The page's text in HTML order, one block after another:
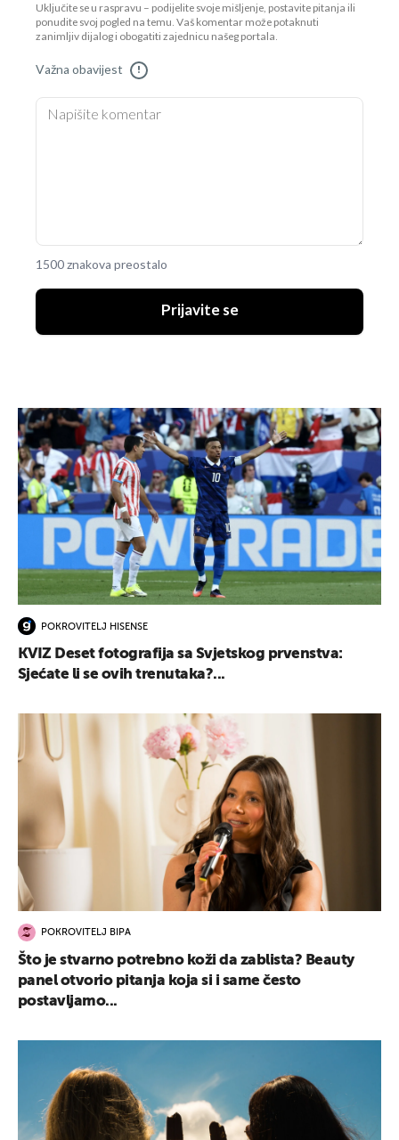
Uključite se u raspravu – podijelite svoje mišljenje, postavite pitanja ili
ponudite svoj pogled na temu. Vaš komentar može potaknuti
zanimljiv dijalog i obogatiti zajednicu našeg portala.
Važna obavijest !
1500 znakova preostalo
Prijavite se
POKROVITELJ HISENSE
KVIZ Deset fotografija sa Svjetskog prvenstva:
Sjećate li se ovih trenutaka?...
POKROVITELJ BIPA
Što je stvarno potrebno koži da zablista? Beauty
panel otvorio pitanja koja si i same često
postavljamo...